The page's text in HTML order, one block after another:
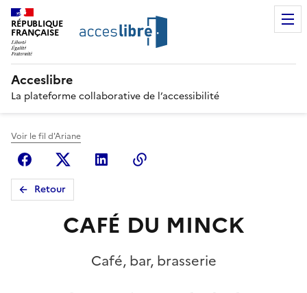
RÉPUBLIQUE
FRANÇAISE
Acceslibre
La plateforme collaborative de l’accessibilité
Voir le fil d'Ariane
FacebookX (anciennement Twitter)
Linkedin
Retour
CAFÉ DU MINCK
Café, bar, brasserie